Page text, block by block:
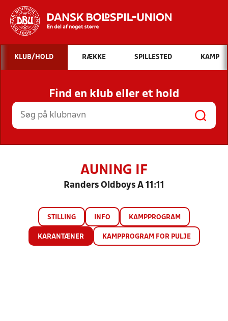
Hvad vil du søge efter?
INDHOLD OG NYHEDER
STILLINGER, RESULTATER, KLUBBER OG
HOLD
KLUB/HOLD RÆKKE SPILLESTED KAMP
Find en klub eller et hold
AUNING IF
Randers Oldboys A 11:11
STILLING INFO KAMPPROGRAM
KARANTÆNER KAMPPROGRAM FOR PULJE